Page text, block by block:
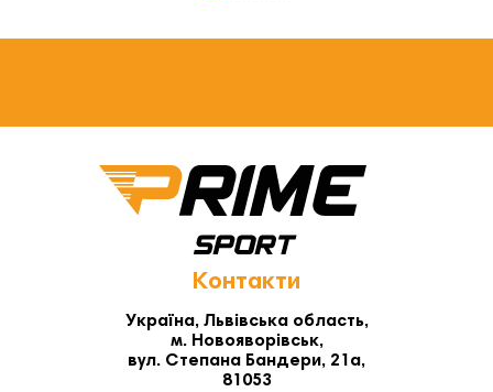
Контакти
Україна, Львівська область,
м. Новояворівськ,
вул. Степана Бандери, 21а,
81053